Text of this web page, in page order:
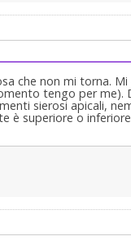
Clinici Complessi
che non mi torna.
tengo per
sierosi apicali,
è superiore o